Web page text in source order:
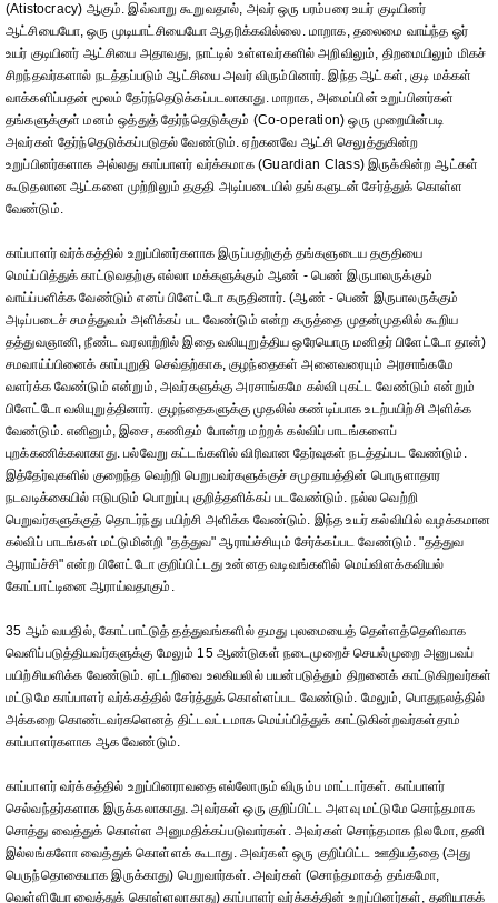
(Atistocracy) ஆகும். இவ்வாறு கூறுவதால், அவர் ஒரு பரம்பரை உயர் குடியினர்
ஆட்சியையோ, ஒரு முடியாட்சியையோ ஆதரிக்கவில்லை. மாறாக, தலைமை வாய்ந்த ஓர்
உயர் குடியினர் ஆட்சியை அதாவது, நாட்டில் உள்ளவர்களில் அறிவிலும், திறமையிலும் மிகச்
சிறந்தவர்களால் நடத்தப்படும் ஆட்சியை அவர் விரும்பினார். இந்த ஆட்கள், குடி மக்கள்
வாக்களிப்பதன் மூலம் தேர்ந்தெடுக்கப்படலாகாது. மாறாக, அமைப்பின் உறுப்பினர்கள்
தங்களுக்குள் மனம் ஒத்துத் தேர்ந்தெடுக்கும் (Co-operation) ஒரு முறையின்படி
அவர்கள் தேர்ந்தெடுக்கப்படுதல் வேண்டும். ஏற்கனவே ஆட்சி செலுத்துகின்ற
உறுப்பினர்களாக அல்லது காப்பாளர் வர்க்கமாக (Guardian Class) இருக்கின்ற ஆட்கள்
கூடுதலான ஆட்களை முற்றிலும் தகுதி அடிப்படையில் தங்களுடன் சேர்த்துக் கொள்ள
வேண்டும்.
காப்பாளர் வர்க்கத்தில் உறுப்பினர்களாக இருப்பதற்குத் தங்களுடைய தகுதியை
மெய்ப்பித்துக் காட்டுவதற்கு எல்லா மக்களுக்கும் ஆண் - பெண் இருபாலருக்கும்
வாய்ப்பளிக்க வேண்டும் எனப் பிளேட்டோ கருதினார். (ஆண் - பெண் இருபாலருக்கும்
அடிப்படைச் சமத்துவம் அளிக்கப் பட வேண்டும் என்ற கருத்தை முதன்முதலில் கூறிய
தத்துவஞானி, நீண்ட வரலாற்றில் இதை வலியுறுத்திய ஒரேயொரு மனிதர் பிளேட்டோ தான்)
சமவாய்ப்பினைக் காப்புறுதி செவ்தற்காக, குழந்தைகள் அனைவரையும் அரசாங்கமே
வளர்க்க வேண்டும் என்றும், அவர்களுக்கு அரசாங்கமே கல்வி புகட்ட வேண்டும் என்றும்
பிளேட்டோ வலியுறுத்தினார். குழந்தைகளுக்கு முதலில் கண்டிப்பாக உடற்பயிற்சி அளிக்க
வேண்டும். எனினும், இசை, கணிதம் போன்ற மற்றக் கல்விப் பாடங்களைப்
புறக்கணிக்கலாகாது. பல்வேறு கட்டங்களில் விரிவான தேர்வுகள் நடத்தப்பட வேண்டும்.
இத்தேர்வுகளில் குறைந்த வெற்றி பெறுபவர்களுக்குச் சமுதாயத்தின் பொருளாதார
நடவடிக்கையில் ஈடுபடும் பொறுப்பு குறித்தளிக்கப் படவேண்டும். நல்ல வெற்றி
பெறுவர்களுக்குத் தொடர்ந்து பயிற்சி அளிக்க வேண்டும். இந்த உயர் கல்வியில் வழக்கமான
கல்விப் பாடங்கள் மட்டுமின்றி "தத்துவ" ஆராய்ச்சியும் சேர்க்கப்பட வேண்டும். "தத்துவ
ஆராய்ச்சி" என்ற பிளேட்டோ குறிப்பிட்டது உன்னத வடிவங்களில் மெய்விளக்கவியல்
கோட்பாட்டினை ஆராய்வதாகும்.
35 ஆம் வயதில், கோட்பாட்டுத் தத்துவங்களில் தமது புலமையைத் தெள்ளத்தெளிவாக
வெளிப்படுத்தியவர்களுக்கு மேலும் 15 ஆண்டுகள் நடைமுறைச் செயல்முறை அனுபவப்
பயிற்சியளிக்க வேண்டும். ஏட்டறிவை உலகியலில் பயன்படுத்தும் திறனைக் காட்டுகிறவர்கள்
மட்டுமே காப்பாளர் வர்க்கத்தில் சேர்த்துக் கொள்ளப்பட வேண்டும். மேலும், பொதுநலத்தில்
அக்கறை கொண்டவர்களெனத் திட்டவட்டமாக மெய்ப்பித்துக் காட்டுகின்றவர்கள்தாம்
காப்பாளர்களாக ஆக வேண்டும்.
காப்பாளர் வர்க்கத்தில் உறுப்பினராவதை எல்லோரும் விரும்ப மாட்டார்கள். காப்பாளர்
செல்வந்தர்களாக இருக்கலாகாது. அவர்கள் ஒரு குறிப்பிட்ட அளவு மட்டுமே சொந்தமாக
சொத்து வைத்துக் கொள்ள அனுமதிக்கப்படுவார்கள். அவர்கள் சொந்தமாக நிலமோ, தனி
இல்லங்களோ வைத்துக் கொள்ளக் கூடாது. அவர்கள் ஒரு குறிப்பிட்ட ஊதியத்தை (அது
பெருந்தொகையாக இருக்காது) பெறுவார்கள். அவர்கள் (சொந்தமாகத் தங்கமோ,
வெள்ளியோ வைத்துக் கொள்ளலாகாது) காப்பாளர் வர்க்கத்தின் உறுப்பினர்கள், தனியாகக்